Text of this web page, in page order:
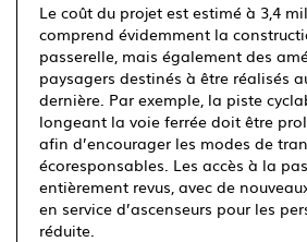
Le coût du projet est estimé à 3,4
comprend évidemment la
passerelle, mais également des
paysagers destinés à être réalisés
dernière. Par exemple, la piste
longeant la voie ferrée doit être
afin d’encourager les modes de
écoresponsables. Les accès à la
entièrement revus, avec de
en service d’ascenseurs pour les
réduite.